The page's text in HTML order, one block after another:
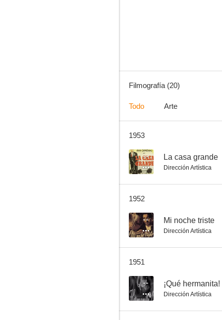
Filmografía (20)
Todo Arte
1953
-- La casa grande
Dirección Artística
1952
-- Mi noche triste
Dirección Artística
1951
-- ¡Qué hermanita!
Dirección Artística